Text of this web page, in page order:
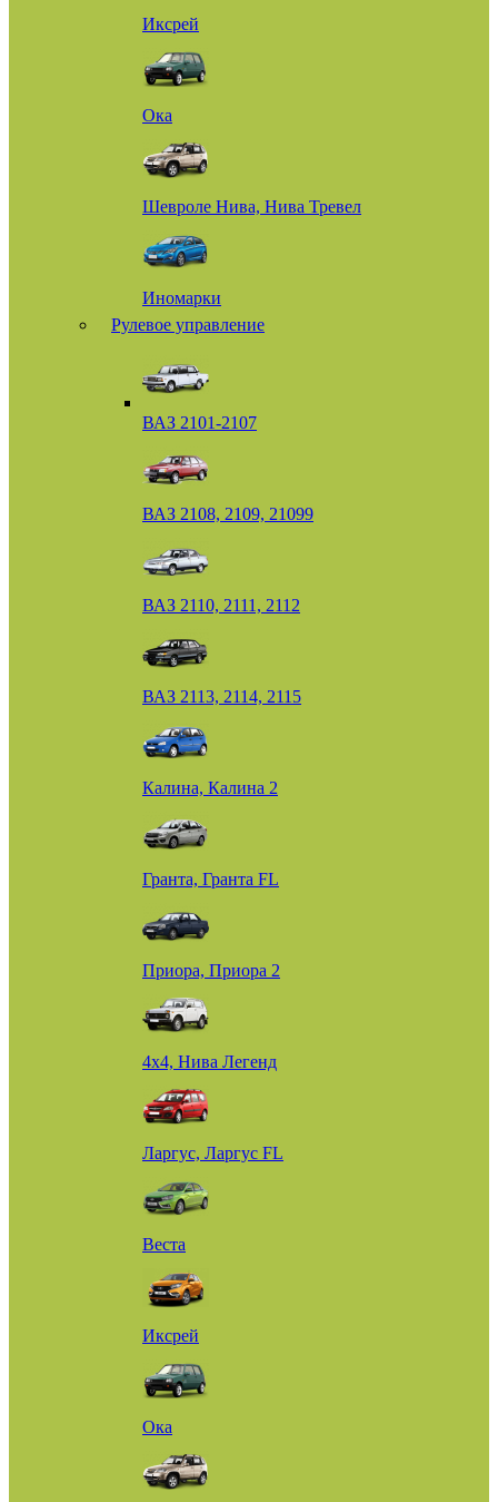
Иксрей
Ока
Шевроле Нива, Нива Тревел
Иномарки
Рулевое управление
ВАЗ 2101-2107
ВАЗ 2108, 2109, 21099
ВАЗ 2110, 2111, 2112
ВАЗ 2113, 2114, 2115
Калина, Калина 2
Гранта, Гранта FL
Приора, Приора 2
4х4, Нива Легенд
Ларгус, Ларгус FL
Веста
Иксрей
Ока